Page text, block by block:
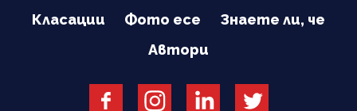
Класации
Фото есе
Знаете ли, че
Автори